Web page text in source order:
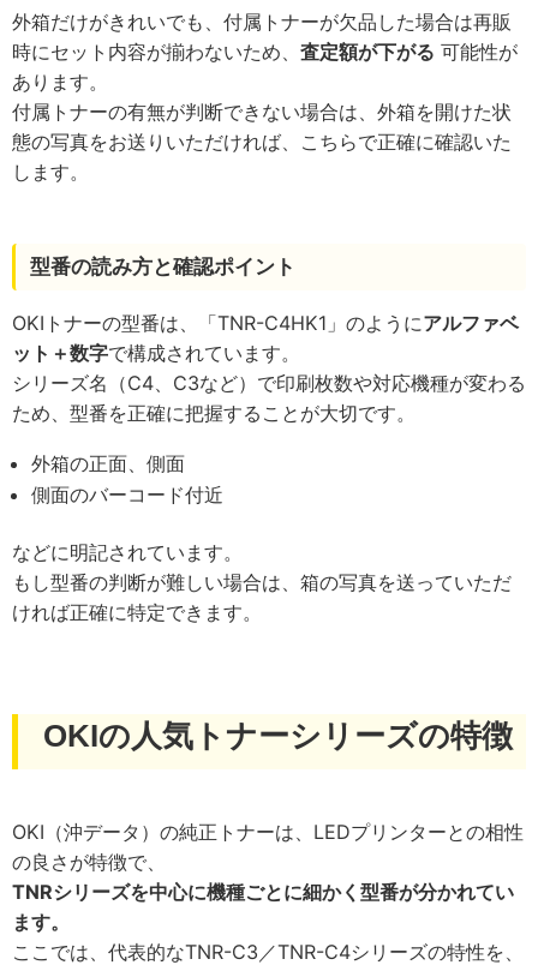
外箱だけがきれいでも、付属トナーが欠品した場合は再販
時にセット内容が揃わないため、 査定額が下がる 可能性が
あります。
付属トナーの有無が判断できない場合は、外箱を開けた状
態の写真をお送りいただければ、こちらで正確に確認いた
します。
型番の読み方と確認ポイント
OKIトナーの型番は、「TNR-C4HK1」のようにアルファベ
ット＋数字で構成されています。
シリーズ名（C4、C3など）で印刷枚数や対応機種が変わる
ため、型番を正確に把握することが大切です。
外箱の正面、側面
側面のバーコード付近
などに明記されています。
もし型番の判断が難しい場合は、箱の写真を送っていただ
ければ正確に特定できます。
OKIの人気トナーシリーズの特徴
OKI（沖データ）の純正トナーは、LEDプリンターとの相性
の良さが特徴で、
TNRシリーズを中心に機種ごとに細かく型番が分かれてい
ます。
ここでは、代表的なTNR-C3／TNR-C4シリーズの特性を、